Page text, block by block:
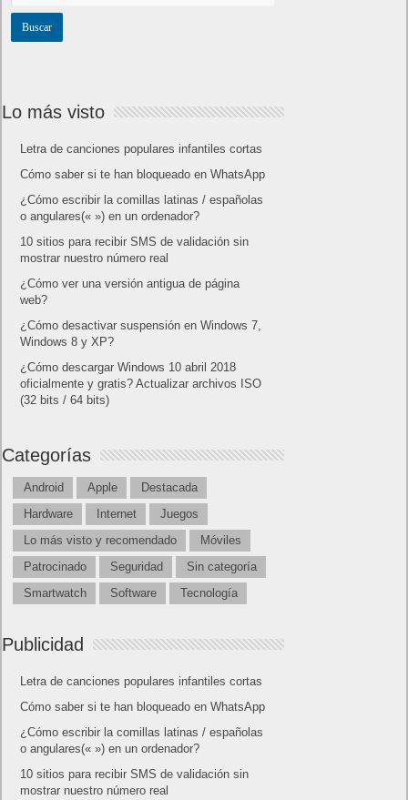
Lo más visto
Letra de canciones populares infantiles cortas
Cómo saber si te han bloqueado en WhatsApp
¿Cómo escribir la comillas latinas / españolas
o angulares(« ») en un ordenador?
10 sitios para recibir SMS de validación sin
mostrar nuestro número real
¿Cómo ver una versión antigua de página
web?
¿Cómo desactivar suspensión en Windows 7,
Windows 8 y XP?
¿Cómo descargar Windows 10 abril 2018
oficialmente y gratis? Actualizar archivos ISO
(32 bits / 64 bits)
Categorías
Android Apple
Destacada
Hardware
Internet
Juegos
Lo más visto y recomendado
Móviles
Patrocinado
Seguridad
Sin categoría
Smartwatch
Software Tecnología
Publicidad
Letra de canciones populares infantiles cortas
Cómo saber si te han bloqueado en WhatsApp
¿Cómo escribir la comillas latinas / españolas
o angulares(« ») en un ordenador?
10 sitios para recibir SMS de validación sin
mostrar nuestro número real